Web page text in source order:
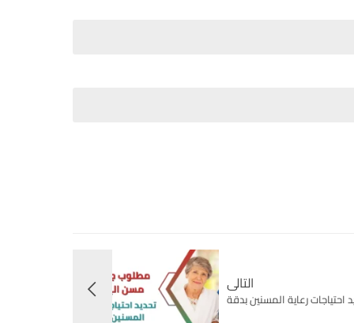
التالى
رعاية المسنين بدقة